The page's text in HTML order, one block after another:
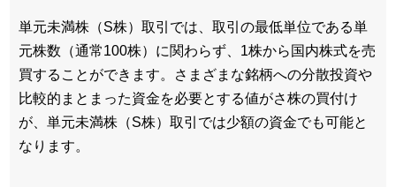
単元未満株（S株）取引では、取引の最低単位である単
元株数（通常100株）に関わらず、1株から国内株式を売
買することができます。さまざまな銘柄への分散投資や
比較的まとまった資金を必要とする値がさ株の買付け
が、単元未満株（S株）取引では少額の資金でも可能と
なります。